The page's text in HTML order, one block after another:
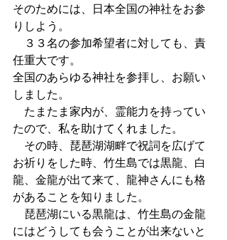
そのためには、日本全国の神社をお参
りしよう。
３３名の参加希望者に対しても、責
任重大です。
全国のあらゆる神社を参拝し、お願い
しました。
たまたま家内が、霊能力を持ってい
たので、私を助けてくれました。
その時、琵琶湖湖畔で祝詞を広げて
お祈りをした時、竹生島では黒龍、白
龍、金龍が出て来て、龍神さんにも格
があることを知りました。
琵琶湖にいる黒龍は、竹生島の金龍
にはどうしても会うことが出来ないと